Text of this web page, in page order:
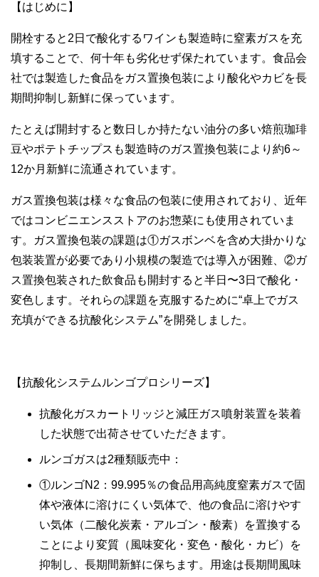
【はじめに】
開栓すると2日で酸化するワインも製造時に窒素ガスを充
填することで、何十年も劣化せず保たれています。食品会
社では製造した食品をガス置換包装により酸化やカビを長
期間抑制し新鮮に保っています。
たとえば開封すると数日しか持たない油分の多い焙煎珈琲
豆やポテトチップスも製造時のガス置換包装により約6～
12か月新鮮に流通されています。
ガス置換包装は様々な食品の包装に使用されており、近年
ではコンビニエンスストアのお惣菜にも使用されていま
す。ガス置換包装の課題は①ガスボンベを含め大掛かりな
包装装置が必要であり小規模の製造では導入が困難、②ガ
ス置換包装された飲食品も開封すると半日〜3日で酸化・
変色します。それらの課題を克服するために“卓上でガス
充填ができる抗酸化システム”を開発しました。
【抗酸化システムルンゴプロシリーズ】
抗酸化ガスカートリッジと減圧ガス噴射装置を装着
した状態で出荷させていただきます。
ルンゴガスは2種類販売中：
①ルンゴN2：99.995％の食品用高純度窒素ガスで固
体や液体に溶けにくい気体で、他の食品に溶けやす
い気体（二酸化炭素・アルゴン・酸素）を置換する
ことにより変質（風味変化・変色・酸化・カビ）を
抑制し、長期間新鮮に保ちます。用途は長期間風味